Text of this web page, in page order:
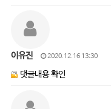
이유진 2020.12.16 13:30
댓글내용 확인